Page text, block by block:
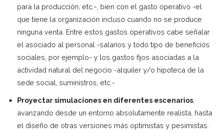
para la producción, etc.-, bien con el gasto operativo -el
que tiene la organización incluso cuando no se produce
ninguna venta. Entre estos gastos operativos cabe señalar
el asociado al personal -salarios y todo tipo de beneficios
sociales, por ejemplo- y los gastos fijos asociadas a la
actividad natural del negocio -alquiler y/o hipoteca de la
sede social, suministros, etc.-
Proyectar simulaciones en diferentes escenarios
avanzando desde un entorno absolutamente realista, hasta
el diseño de otras versiones más optimistas y pesimistas.